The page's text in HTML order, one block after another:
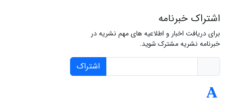
اشتراک خبرنامه
برای دریافت اخبار و اطلاعیه های مهم نشریه در
خبرنامه نشریه مشترک شوید.
اشتراک